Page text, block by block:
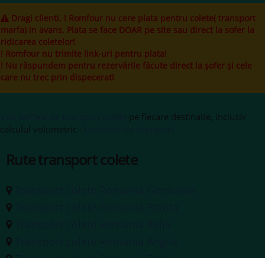
Dragi clienti, ! Romfour nu cere plata pentru colete( transport
marfa) in avans. Plata se face DOAR pe site sau direct la sofer la
ridicarea coletelor!
! Romfour nu trimite link-uri pentru plata!
! Nu răspundem pentru rezervările făcute direct la șofer și cele
care nu trec prin dispecerat!
pe fiecare destinație, inclusiv
calculul volumetric ·
Rute transport colete